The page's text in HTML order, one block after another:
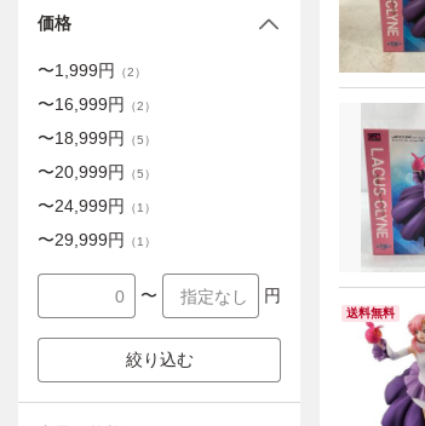
送料無料
価格
〜1,999円 （2）
〜16,999円 （2）
〜18,999円 （5）
〜20,999円 （5）
〜24,999円 （1 ）
〜29,999円 （1 ）
〜 円
絞り込む